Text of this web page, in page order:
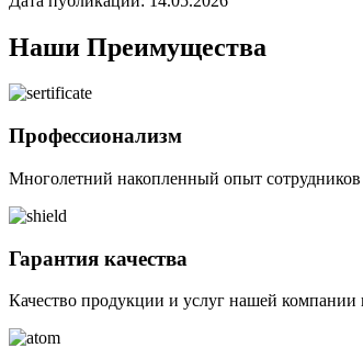
Наши Преимущества
Профессионализм
Многолетний накопленный опыт
Гарантия качества
Качество продукции и услуг нашей компании